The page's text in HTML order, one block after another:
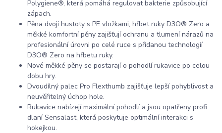
Polygiene®, která pomáhá regulovat bakterie způsobující
zápach.
Pěna dvojí hustoty s PE vložkami, hřbet ruky D3O® Zero a
měkké komfortní pěny zajišťují ochranu a tlumení nárazů na
profesionální úrovni po celé ruce s přidanou technologií
D3O® Zero na hřbetu ruky.
Nové měkké pěny se postarají o pohodlí rukavice po celou
dobu hry.
Dvoudílný palec Pro Flexthumb zajišťuje lepší pohyblivost a
neuvěřitelný úchop hole.
Rukavice nabízejí maximální pohodlí a jsou opatřeny profi
dlaní Sensalast, která poskytuje optimální interakci s
hokejkou.